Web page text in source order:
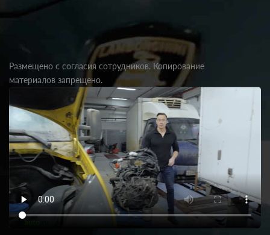
Размещено с согласия сотрудников. Копирование
материалов запрещено.